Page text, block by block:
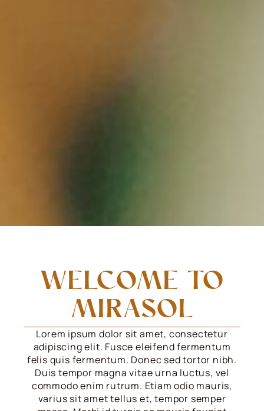
WELCOME TO
MIRASOL
Lorem ipsum dolor sit amet, consectetur
adipiscing elit. Fusce eleifend fermentum
felis quis fermentum. Donec sed tortor nibh.
Duis tempor magna vitae urna luctus, vel
commodo enim rutrum. Etiam odio mauris,
varius sit amet tellus et, tempor semper